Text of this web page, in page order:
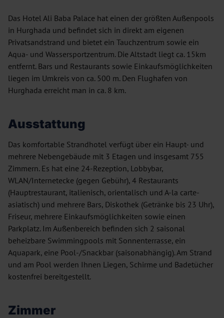
Das Hotel Ali Baba Palace hat einen der größten Außenpools
in Hurghada und befindet sich in direkt am eigenen
Privatsandstrand und bietet ein Tauchzentrum sowie ein
Aqua- und Wassersportzentrum. Die Altstadt liegt ca. 15km
entfernt. Bars und Restaurants sowie Einkaufsmöglichkeiten
liegen im Umkreis von ca. 500 m. Den Flughafen von
Hurghada erreicht man in ca. 8 km.
Ausstattung
Das komfortable Strandhotel verfügt über ein Haupt- und
mehrere Nebengebäude mit 3 Etagen und insgesamt 755
Zimmern. Es hat eine 24-Rezeption, Lobbybar,
WLAN/Internetecke (gegen Gebühr), 4 Restaurants
(Hauptrestaurant, italienisch, orientalisch und A-la carte-
asiatisch) und mehrere Bars, Diskothek (Getränke bis 23 Uhr),
Friseur, mehrere Einkaufsmöglichkeiten sowie einen
Parkplatz. Im Außenbereich befinden sich 2 saisonal
beheizbare Swimmingpools mit Sonnenterrasse, ein
Aquapark, eine Pool-/Snackbar (saisonabhängig). Am Strand
und am Pool werden Ihnen Liegen, Schirme und Badetücher
kostenfrei bereitgestellt.
Zimmer